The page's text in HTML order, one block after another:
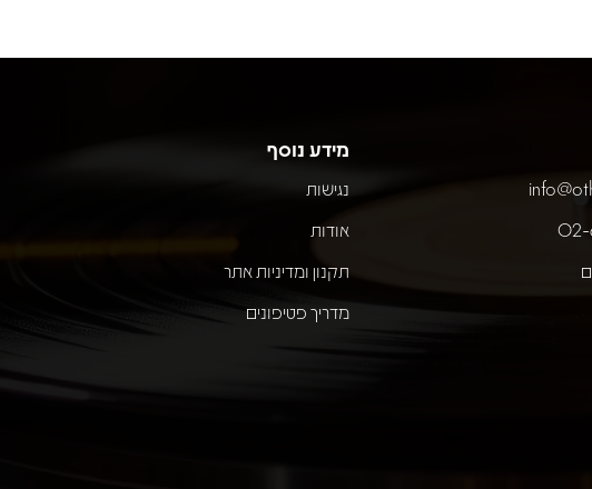
מידע נוסף
נגישות
אודות
תקנון ומדיניות אתר
מדריך פטיפונים